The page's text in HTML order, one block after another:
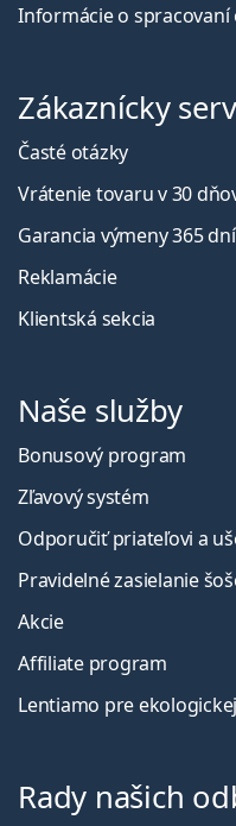
Informácie o
Zákaznícky
Časté otázky
Vrátenie tovaru v 30
Garancia výmeny 365 dní
Reklamácie
Klientská sekcia
Naše služby
Bonusový program
Zľavový systém
Odporučiť priateľovi a
Pravidelné zasielanie
Akcie
Affiliate program
Lentiamo pre
Rady našich